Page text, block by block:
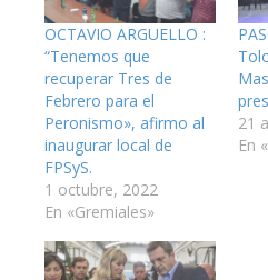
OCTAVIO ARGUELLO :
“Tenemos que
recuperar Tres de
Febrero para el
Peronismo», afirmo al
inaugurar local de
FPSyS.
1 octubre, 2022
En «Gremiales»
21
En